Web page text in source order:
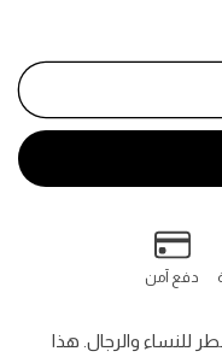
دفع آمن
للنساء والرجال. هذا